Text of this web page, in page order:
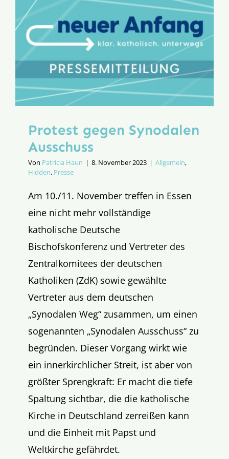
Protest gegen Synodalen
Ausschuss
Von Patricia Haun | 8. November 2023 | Allgemein,
Hidden, Presse
Am 10./11. November treffen in Essen
eine nicht mehr vollständige
katholische Deutsche
Bischofskonferenz und Vertreter des
Zentralkomitees der deutschen
Katholiken (ZdK) sowie gewählte
Vertreter aus dem deutschen
„Synodalen Weg“ zusammen, um einen
sogenannten „Synodalen Ausschuss“ zu
begründen. Dieser Vorgang wirkt wie
ein innerkirchlicher Streit, ist aber von
größter Sprengkraft: Er macht die tiefe
Spaltung sichtbar, die die katholische
Kirche in Deutschland zerreißen kann
und die Einheit mit Papst und
Weltkirche gefährdet.